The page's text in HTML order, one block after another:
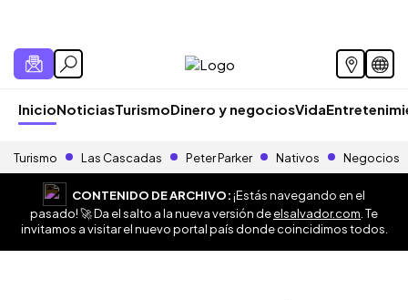
InicioNoticiasTurismoDinero y negociosVida
Turismo Las Cascadas Peter Parker Nativos Negocios
CONTENIDO DE ARCHIVO:¡Estás navegando en el
pasado! 🚀 Da el salto a la nueva versión deelsalvador.com . Te
invitamos a visitar el nuevo portal país donde coincidimos todos.